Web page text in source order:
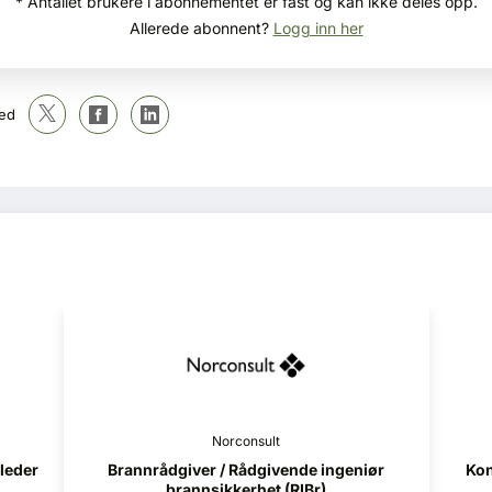
Allerede abonnent? Logg inn her
Norconsult
Konstruksjonsteknikk (RIB) - Helgeland